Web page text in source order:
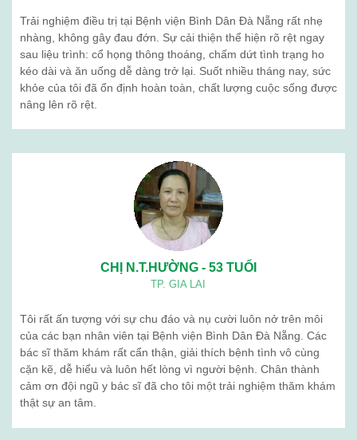
Trải nghiệm điều trị tại Bệnh viện Bình Dân Đà Nẵng rất nhẹ
nhàng, không gây đau đớn. Sự cải thiện thể hiện rõ rệt ngay
sau liệu trình: cổ họng thông thoáng, chấm dứt tình trạng ho
kéo dài và ăn uống dễ dàng trở lại. Suốt nhiều tháng nay, sức
khỏe của tôi đã ổn định hoàn toàn, chất lượng cuộc sống được
nâng lên rõ rệt.
CHỊ N.T.HƯỜNG - 53 TUỔI
TP. GIA LAI
Tôi rất ấn tượng với sự chu đáo và nụ cười luôn nở trên môi
của các bạn nhân viên tại Bệnh viện Bình Dân Đà Nẵng. Các
bác sĩ thăm khám rất cẩn thận, giải thích bệnh tình vô cùng
cặn kẽ, dễ hiểu và luôn hết lòng vì người bệnh. Chân thành
cảm ơn đội ngũ y bác sĩ đã cho tôi một trải nghiệm thăm khám
thật sự an tâm.